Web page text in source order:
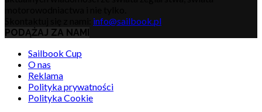
info@sailbook.pl
PODĄŻAJ ZA NAMI
Sailbook Cup
O nas
Reklama
Polityka prywatności
Polityka Cookie